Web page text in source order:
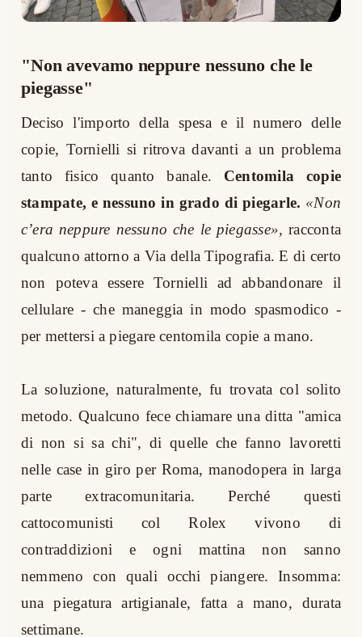
"Non avevamo neppure nessuno che le
piegasse"
Deciso l'importo della spesa e il numero delle
copie, Tornielli si ritrova davanti a un problema
tanto fisico quanto banale. Centomila copie
stampate, e nessuno in grado di piegarle. «Non
c’era neppure nessuno che le piegasse», racconta
qualcuno attorno a Via della Tipografia. E di certo
non poteva essere Tornielli ad abbandonare il
cellulare - che maneggia in modo spasmodico -
per mettersi a piegare centomila copie a mano.
La soluzione, naturalmente, fu trovata col solito
metodo. Qualcuno fece chiamare una ditta "amica
di non si sa chi", di quelle che fanno lavoretti
nelle case in giro per Roma, manodopera in larga
parte extracomunitaria. Perché questi
cattocomunisti col Rolex vivono di
contraddizioni e ogni mattina non sanno
nemmeno con quali occhi piangere. Insomma:
una piegatura artigianale, fatta a mano, durata
settimane.